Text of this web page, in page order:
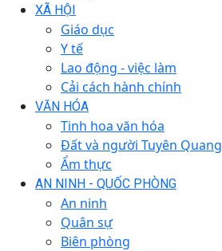
XÃ HỘI
Giáo dục
Y tế
Lao động - việc làm
Cải cách hành chính
VĂN HÓA
Tinh hoa văn hóa
Đất và người Tuyên Quang
Ẩm thực
AN NINH - QUỐC PHÒNG
An ninh
Quân sự
Biên phòng